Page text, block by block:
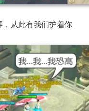
从此有我们护着你！